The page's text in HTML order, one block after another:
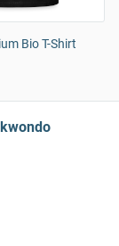
Bio T-Shirt